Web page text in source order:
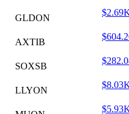
GLDON
AXTIB
SOXSB
LLYON